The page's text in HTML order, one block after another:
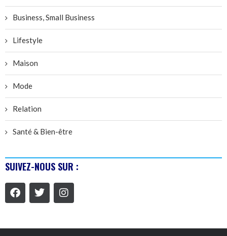
Business, Small Business
Lifestyle
Maison
Mode
Relation
Santé & Bien-être
SUIVEZ-NOUS SUR :